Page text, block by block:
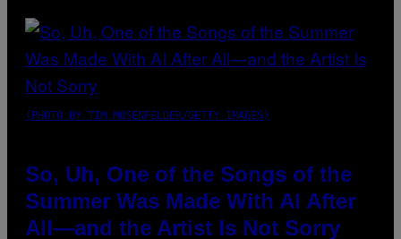
(PHOTO BY TIM MOSENFELDER/GETTY IMAGES)
So, Uh, One of the Songs of the
Summer Was Made With AI After
All—and the Artist Is Not Sorry